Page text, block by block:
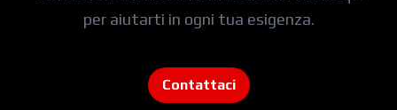
per aiutarti in ogni tua esigenza.
Contattaci